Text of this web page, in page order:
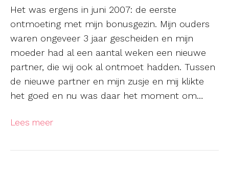
Het was ergens in juni 2007: de eerste
ontmoeting met mijn bonusgezin. Mijn ouders
waren ongeveer 3 jaar gescheiden en mijn
moeder had al een aantal weken een nieuwe
partner, die wij ook al ontmoet hadden. Tussen
de nieuwe partner en mijn zusje en mij klikte
het goed en nu was daar het moment om…
Lees meer